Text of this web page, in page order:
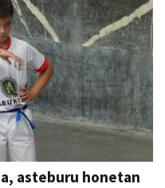
asteburu honetan